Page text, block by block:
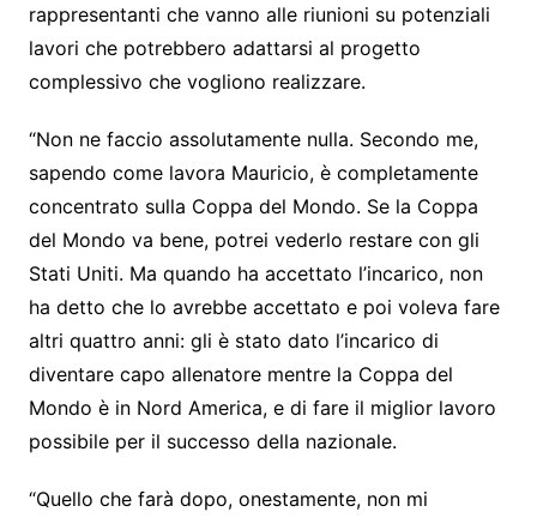
rappresentanti che vanno alle riunioni su potenziali
lavori che potrebbero adattarsi al progetto
complessivo che vogliono realizzare.
“Non ne faccio assolutamente nulla. Secondo me,
sapendo come lavora Mauricio, è completamente
concentrato sulla Coppa del Mondo. Se la Coppa
del Mondo va bene, potrei vederlo restare con gli
Stati Uniti. Ma quando ha accettato l’incarico, non
ha detto che lo avrebbe accettato e poi voleva fare
altri quattro anni: gli è stato dato l’incarico di
diventare capo allenatore mentre la Coppa del
Mondo è in Nord America, e di fare il miglior lavoro
possibile per il successo della nazionale.
“Quello che farà dopo, onestamente, non mi